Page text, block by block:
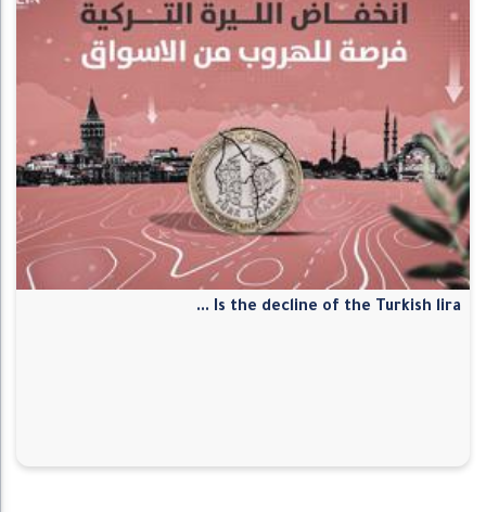
Is the decline of the Turkish lira ...